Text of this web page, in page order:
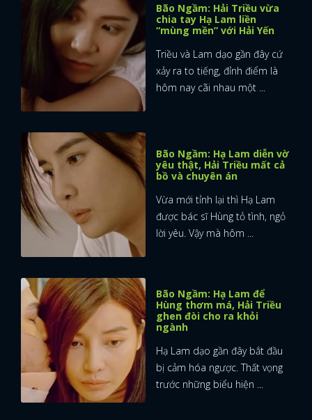
Bão Ngầm: Hải Triều vừa
chia tay Hạ Lam liền
“mùng mền” với Hải Yến
Triều và Lam dạo gần đây cứ
xảy ra to tiếng, đỉnh điểm là
hôm nay cãi nhau một ...
Bão Ngầm: Hạ Lam diễn vờ
yêu thật, Hải Triều mất cả
bồ và chuyên án
Vừa mới tỉnh lại thì Hạ Lam
được bác sĩ Hùng tỏ tình, ngỏ
lời yêu. Vậy mà hôm ...
Bão Ngầm: Hạ Lam để
Hùng thơm má, Hải Triều
ghen đòi cho ra khỏi
ngành
Hạ Lam dạo gần đây bắt đầu
bị cảm hóa ngược. Thất vọng
trước những biểu hiện ...